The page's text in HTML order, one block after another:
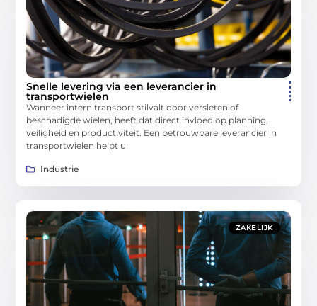
Snelle levering via een leverancier in
transportwielen
Wanneer intern transport stilvalt door versleten of
beschadigde wielen, heeft dat direct invloed op planning,
veiligheid en productiviteit. Een betrouwbare leverancier in
transportwielen helpt u
Industrie
ZAKELIJK